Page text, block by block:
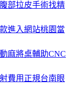
部拉皮手術找精
進入網站桃園當
麻將桌輔助CNC
費用正規台南眼